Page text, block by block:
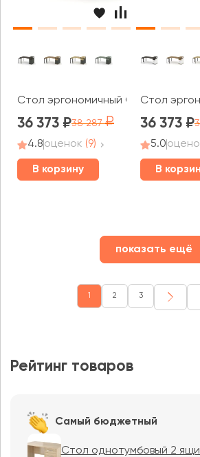
Стол эргономичный CN.SA-408(L)
36 373 38 287
4.8оценок (9)
В корзину
Стол
36 373
5.0
В
показать ещё
1 2 3
Рейтинг товаров
Самый бюджетный
Стол однотумбовый 2